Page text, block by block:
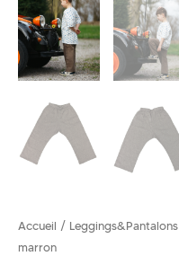
Accueil / Leggings&Pantalons
marron